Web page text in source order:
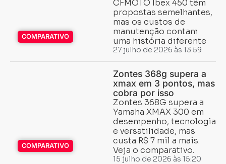
COMPARATIVO
CFMOTO Ibex 450 têm
propostas semelhantes,
mas os custos de
manutenção contam
uma história diferente
27 julho de 2026 às 13:59
COMPARATIVO
Zontes 368g supera a
xmax em 3 pontos, mas
cobra por isso
Zontes 368G supera a
Yamaha XMAX 300 em
desempenho, tecnologia
e versatilidade, mas
custa R$ 7 mil a mais.
Veja o comparativo.
15 julho de 2026 às 15:20